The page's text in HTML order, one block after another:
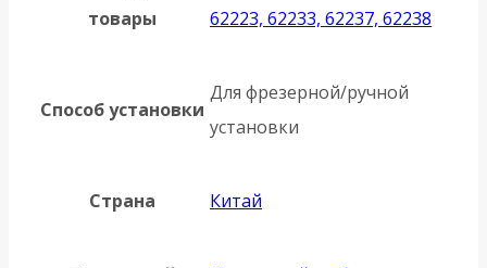
товары
62223, 62233, 62237, 62238
Способ установки
Для фрезерной/ручной
установки
Страна Китай